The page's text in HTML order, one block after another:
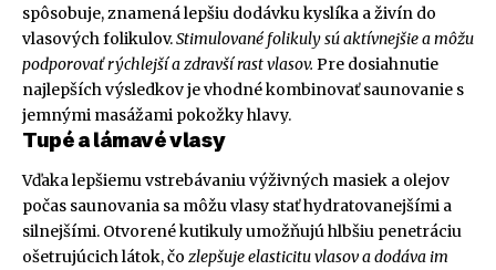
spôsobuje, znamená lepšiu dodávku kyslíka a živín do
vlasových folikulov.Stimulované folikuly sú aktívnejšie a môžu
podporovať rýchlejší a zdravší rast vlasov. Pre dosiahnutie
najlepších výsledkov je vhodné kombinovať saunovanie s
jemnými masážami pokožky hlavy.
Tupé a lámavé vlasy
Vďaka lepšiemu vstrebávaniu výživných masiek a olejov
počas saunovania sa môžu vlasy stať hydratovanejšími a
silnejšími. Otvorené kutikuly umožňujú hlbšiu penetráciu
ošetrujúcich látok, čo zlepšuje elasticitu vlasov a dodáva im